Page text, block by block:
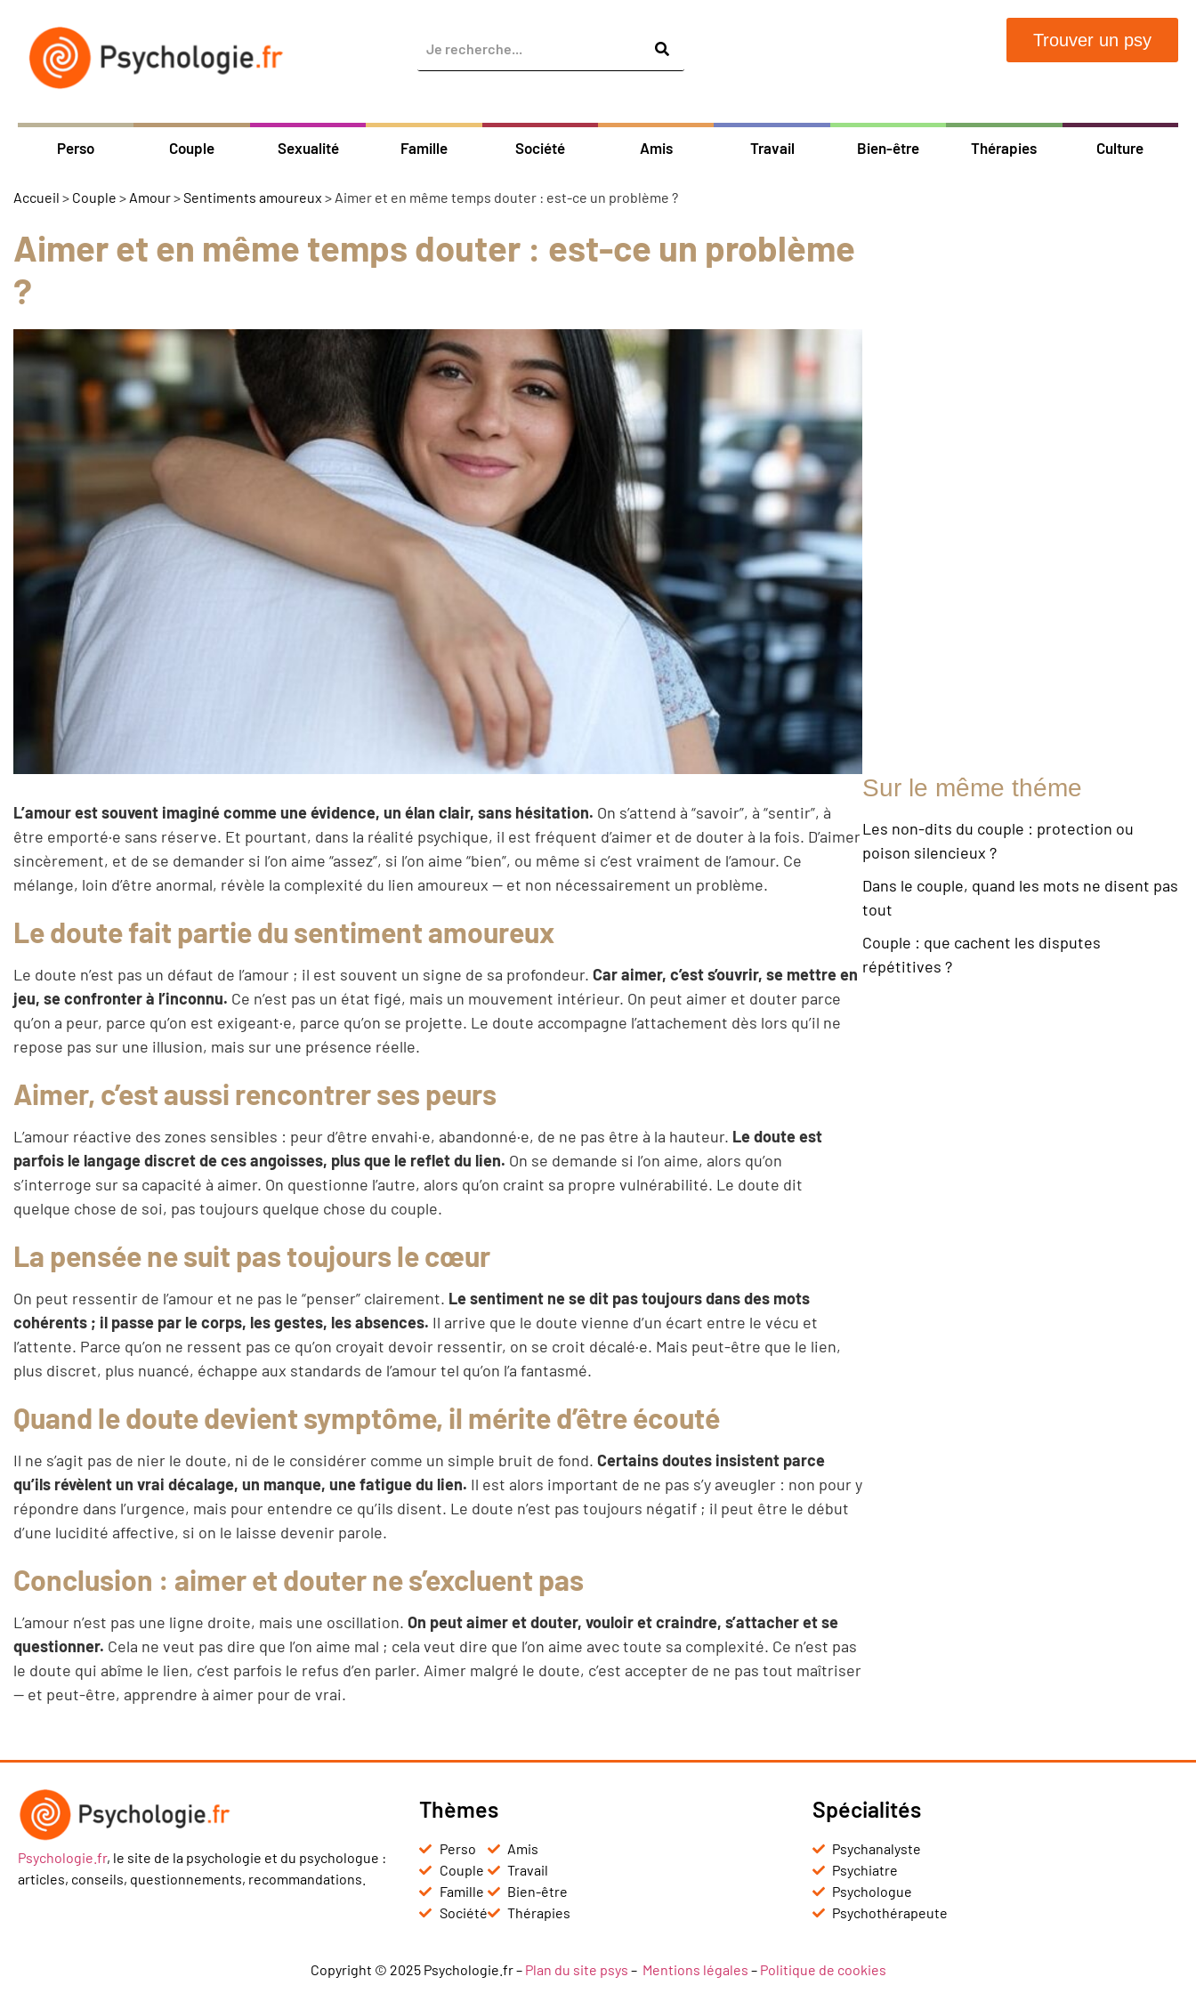
Trouver un psy
Perso Couple Sexualité Famille Société Amis Travail Bien-être Thérapies Culture
Accueil > Couple > Amour>Sentiments amoureux > Aimer et en même temps douter : est-ce un problème ?
Aimer et en même temps douter : est-ce un problème
?
L’amour est souvent imaginé comme une évidence, un élan clair, sans hésitation. On s’attend à “savoir”, à “sentir”, à
être emporté·e sans réserve. Et pourtant, dans la réalité psychique, il est fréquent d’aimer et de douter à la fois. D’aimer
sincèrement, et de se demander si l’on aime “assez”, si l’on aime “bien”, ou même si c’est vraiment de l’amour. Ce
mélange, loin d’être anormal, révèle la complexité du lien amoureux — et non nécessairement un problème.
Le doute fait partie du sentiment amoureux
Le doute n’est pas un défaut de l’amour ; il est souvent un signe de sa profondeur. Car aimer, c’est s’ouvrir, se mettre en
jeu, se confronter à l’inconnu. Ce n’est pas un état figé, mais un mouvement intérieur. On peut aimer et douter parce
qu’on a peur, parce qu’on est exigeant·e, parce qu’on se projette. Le doute accompagne l’attachement dès lors qu’il ne
repose pas sur une illusion, mais sur une présence réelle.
Aimer, c’est aussi rencontrer ses peurs
L’amour réactive des zones sensibles : peur d’être envahi·e, abandonné·e, de ne pas être à la hauteur. Le doute est
parfois le langage discret de ces angoisses, plus que le reflet du lien. On se demande si l’on aime, alors qu’on
s’interroge sur sa capacité à aimer. On questionne l’autre, alors qu’on craint sa propre vulnérabilité. Le doute dit
quelque chose de soi, pas toujours quelque chose du couple.
La pensée ne suit pas toujours le cœur
On peut ressentir de l’amour et ne pas le “penser” clairement. Le sentiment ne se dit pas toujours dans des mots
cohérents ; il passe par le corps, les gestes, les absences. Il arrive que le doute vienne d’un écart entre le vécu et
l’attente. Parce qu’on ne ressent pas ce qu’on croyait devoir ressentir, on se croit décalé·e. Mais peut-être que le lien,
plus discret, plus nuancé, échappe aux standards de l’amour tel qu’on l’a fantasmé.
Quand le doute devient symptôme, il mérite d’être écouté
Il ne s’agit pas de nier le doute, ni de le considérer comme un simple bruit de fond. Certains doutes insistent parce
qu’ils révèlent un vrai décalage, un manque, une fatigue du lien. Il est alors important de ne pas s’y aveugler : non pour y
répondre dans l’urgence, mais pour entendre ce qu’ils disent. Le doute n’est pas toujours négatif ; il peut être le début
d’une lucidité affective, si on le laisse devenir parole.
Conclusion : aimer et douter ne s’excluent pas
L’amour n’est pas une ligne droite, mais une oscillation. On peut aimer et douter, vouloir et craindre, s’attacher et se
questionner. Cela ne veut pas dire que l’on aime mal ; cela veut dire que l’on aime avec toute sa complexité. Ce n’est pas
le doute qui abîme le lien, c’est parfois le refus d’en parler. Aimer malgré le doute, c’est accepter de ne pas tout maîtriser
— et peut-être, apprendre à aimer pour de vrai.
Sur le même théme
Les non-dits du couple : protection ou
poison silencieux ?
Dans le couple, quand les mots ne disent pas
tout
Couple : que cachent les disputes
répétitives ?
Psychologie.fr, le site de la psychologie et du psychologue :
articles, conseils, questionnements, recommandations.
Thèmes
Perso
Couple
Famille
Société
Amis
Travail
Bien-être
Thérapies
Spécialités
Psychanalyste
Psychiatre
Psychologue
Psychothérapeute
Copyright © 2025 Psychologie.fr – Plan du site psys – Mentions légales – Politique de cookies